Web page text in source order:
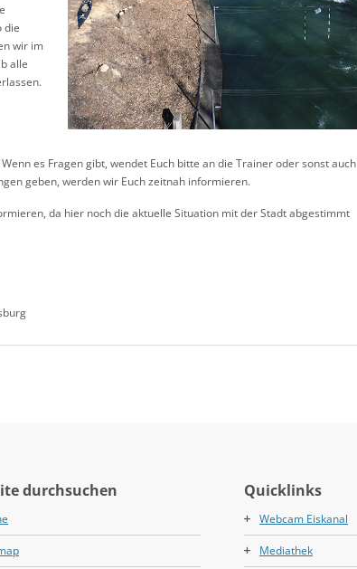
die
wir im
alle
es Fragen gibt, wendet Euch bitte an die Trainer oder sonst auch
geben, werden wir Euch zeitnah informieren.
da hier noch die aktuelle Situation mit der Stadt abgestimmt
durchsuchen Quicklinks
Webcam Eiskanal
Mediathek